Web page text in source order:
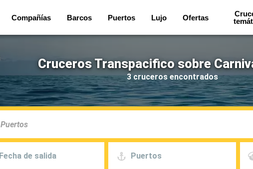
Compañías Barcos Puertos Lujo Ofertas
Cruceros Transpacifico sobre
3 cruceros encontrados
Fecha de salida Puertos